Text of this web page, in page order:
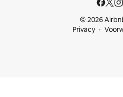
© 2026
Privacy